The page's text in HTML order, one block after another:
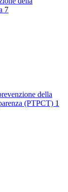
7
della
(PTPCT) 1